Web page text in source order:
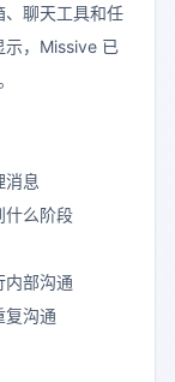
、聊天工具和任
示，Missive 已
消息
什么阶段
内部沟通
复沟通